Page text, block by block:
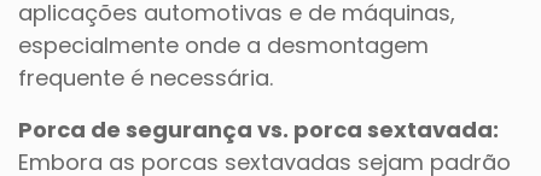
aplicações automotivas e de máquinas,
especialmente onde a desmontagem
frequente é necessária.
Porca de segurança vs. porca sextavada:
Embora as porcas sextavadas sejam padrão